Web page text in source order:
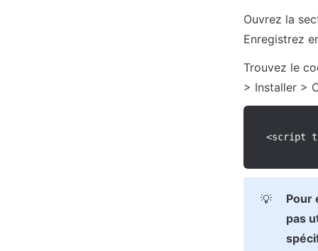
Ouvrez la
Enregistrez
Trouvez le
> Installer >
<script
💡
Pour
pas